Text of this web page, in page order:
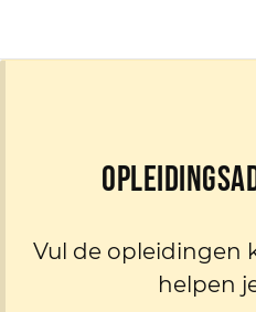
Vul de opleidingen
helpen